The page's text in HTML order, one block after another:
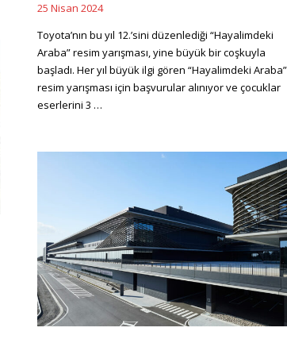
Posted
on
25 Nisan 2024
Toyota’nın bu yıl 12.’sini düzenlediği “Hayalimdeki
Araba” resim yarışması, yine büyük bir coşkuyla
başladı. Her yıl büyük ilgi gören “Hayalimdeki Araba”
resim yarışması için başvurular alınıyor ve çocuklar
eserlerini 3 …